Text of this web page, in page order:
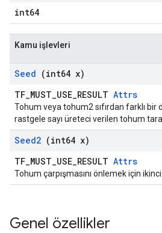
int64
Kamu işlevleri
Seed (int64 x)
TF_MUST_USE_RESULT Attrs
Tohum veya tohum2 sıfırdan farklı bir
rastgele sayı üreteci verilen tohum
Seed2 (int64 x)
TF_MUST_USE_RESULT Attrs
Tohum çarpışmasını önlemek için
Genel özellikler